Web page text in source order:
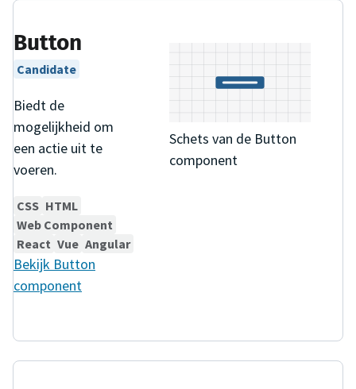
Schets van de Button
component
Button
Candidate
Biedt de
mogelijkheid om
een actie uit te
voeren.
CSS HTML
Web Component
React Vue Angular
Bekijk Button
component